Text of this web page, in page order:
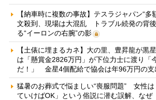
【納車時に複数の事故】テスラジャパン“多
文殺到、現場は大混乱 トラブル続発の背
る“イーロンの右腕”の影
【土俵に埋まるカネ】大の里、豊昇龍が黒
は「懸賞金2826万円」が下位力士に渡り「
だ！」 金星4個配給で協会は年96万円の支
猛暑のお葬式で悩ましい“喪服問題” 女性
ていけばOK」という俗説に潜む誤解、なぜ